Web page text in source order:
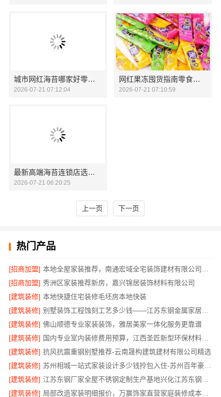
城市网红海苔哪家好零食大明星鲜脆优选
2026-07-21 07:12:04
网红果冻囤货指南零食大明星多口味尝鲜
2026-07-21 07:10:59
最新高端海苔连锁店选零食大明星
2026-07-21 06:20:25
上一页 下一页
热门产品
[招商加盟]
[招商加盟] 秀洲区家装推荐新房，嘉兴锦居装饰材料有限公司
[建筑装修] 本地快捷住宅装修毛坯房本地快装
[建筑装修]
[建筑装修] 佛山顺德专业家装装饰，雅居美家一体化服务更靠谱
[建筑装修]
国内专业室内装修费用预算，江西圣匠新型环保材料有限公司
[建筑装修] 抗风抗震重钢别墅推荐-云南晟构建筑建材有限公司精选
[建筑装修]
苏州相城一站式家装设计多少钱拎包入住-苏州百年豪庭新材料有限公司
[建筑装修]
[建筑装修]
局部改造家装明细报价，万赢饰家直营家庭装修成本管控